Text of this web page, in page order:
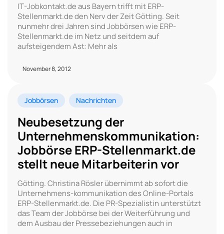
IT-Jobkontakt.de aus Bayern trifft mit ERP-
Stellenmarkt.de den Nerv der Zeit Götting. Seit
nunmehr drei Jahren sind Jobbörsen wie ERP-
Stellenmarkt.de im Netz und seitdem auf
aufsteigendem Ast: Mehr als
November 8, 2012
Jobbörsen Nachrichten
Neubesetzung der
Unternehmenskommunikation:
Jobbörse ERP-Stellenmarkt.de
stellt neue Mitarbeiterin vor
Götting. Christina Rösler übernimmt ab sofort die
Unternehmens-kommunikation des Online-Portals
ERP-Stellenmarkt.de. Die PR-Spezialistin unterstützt
das Team der Jobbörse bei der Weiterführung und
dem Ausbau der Pressebeziehungen auch in